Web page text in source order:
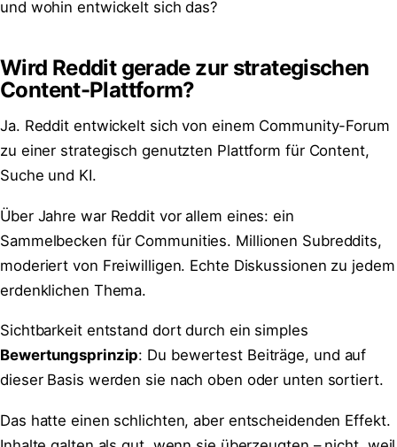
und wohin entwickelt sich das?
Wird Reddit gerade zur strategischen
Content-Plattform?
Ja. Reddit entwickelt sich von einem Community-Forum
zu einer strategisch genutzten Plattform für Content,
Suche und KI.
Über Jahre war Reddit vor allem eines: ein
Sammelbecken für Communities. Millionen Subreddits,
moderiert von Freiwilligen. Echte Diskussionen zu jedem
erdenklichen Thema.
Sichtbarkeit entstand dort durch ein simples
Bewertungsprinzip: Du bewertest Beiträge, und auf
dieser Basis werden sie nach oben oder unten sortiert.
Das hatte einen schlichten, aber entscheidenden Effekt.